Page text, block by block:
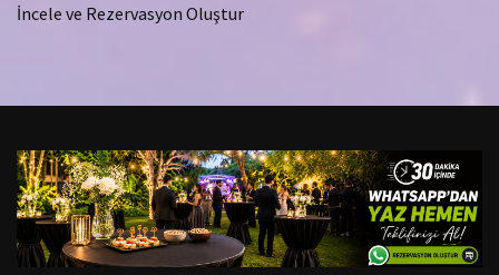
İncele ve Rezervasyon Oluştur